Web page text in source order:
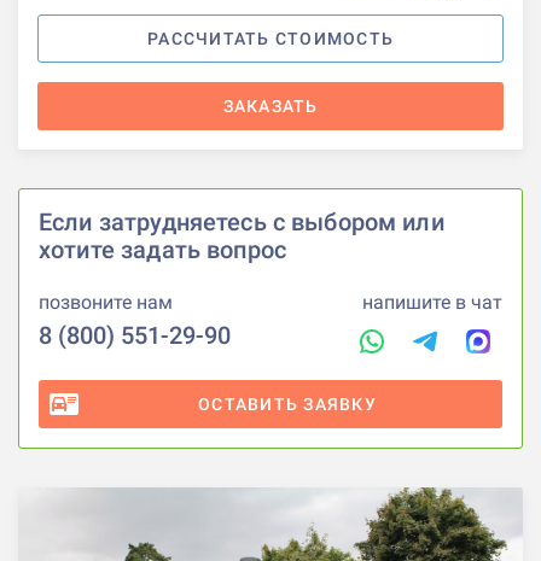
РАССЧИТАТЬ СТОИМОСТЬ
ЗАКАЗАТЬ
Если затрудняетесь с выбором или
хотите задать вопрос
позвоните нам
8 (800) 551-29-90
напишите в чат
ОСТАВИТЬ ЗАЯВКУ